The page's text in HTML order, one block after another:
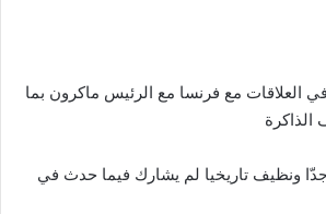
العلاقات مع فرنسا مع الرئيس ماكرون بما
ونظيف تاريخيا لم يشارك فيما حدث في